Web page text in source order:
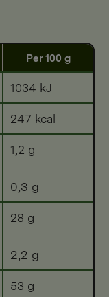
Per 100 g
1034 kJ
247 kcal
1,2 g
0,3 g
28 g
2,2 g
53 g